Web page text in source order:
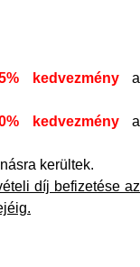
kedvezménya
kedvezménya
kerültek.
díj befizetése az